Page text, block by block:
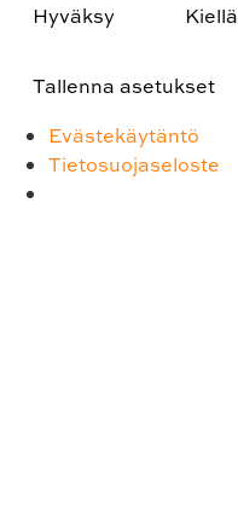
Hyväksy
Kiellä
Tallenna asetukset
Evästekäytäntö
Tietosuojaseloste